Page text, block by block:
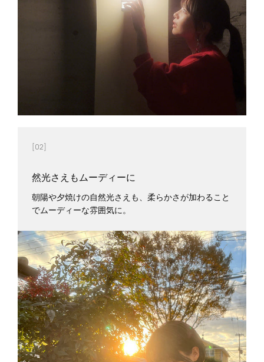
[02]
然光さえもムーディーに
朝陽や夕焼けの自然光さえも、柔らかさが加わること
でムーディーな雰囲気に。